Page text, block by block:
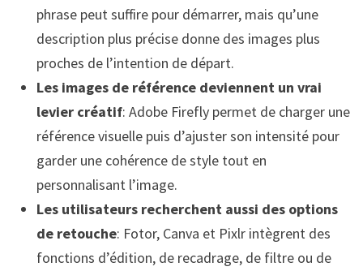
phrase peut suffire pour démarrer, mais qu’une
description plus précise donne des images plus
proches de l’intention de départ.
Les images de référence deviennent un vrai
levier créatif: Adobe Firefly permet de charger une
référence visuelle puis d’ajuster son intensité pour
garder une cohérence de style tout en
personnalisant l’image.
Les utilisateurs recherchent aussi des options
de retouche: Fotor, Canva et Pixlr intègrent des
fonctions d’édition, de recadrage, de filtre ou de